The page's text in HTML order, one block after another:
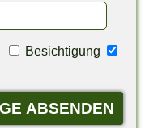
Besichtigung